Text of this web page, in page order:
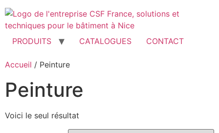
Aller
au
contenu
PRODUITS
CATALOGUES CONTACT
Accueil / Peinture
Peinture
Voici le seul résultat